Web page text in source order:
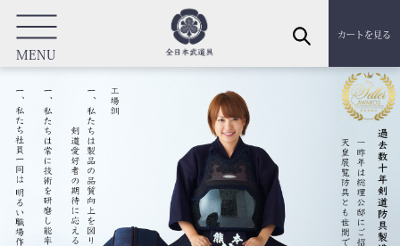
MENU
カートを見る